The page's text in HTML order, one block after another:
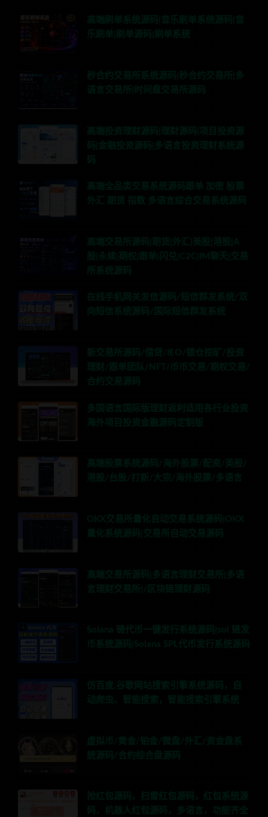
高端刷单系统源码|音乐刷单系统源码|音
乐刷单|刷单源码|刷单系统
秒合约交易所系统源码|秒合约交易所|多
语言交易所|时间盘交易所源码
高端投资理财源码|理财源码|项目投资源
码|金融投资源码|多语言投资理财系统源
码
高端全品类交易系统源码跟单 加密 股票
外汇 期货 指数 多语言综合交易系统源码
高端交易所源码|期货|外汇|美股|港股|A
股|永续|期权|跟单|闪兑|C2C|IM聊天|交易
所系统源码
在线手机网关发信源码/短信群发系统/双
向短信系统源码/国际短信群发系统
新交易所源码/借贷/IEO/锁仓挖矿/投资
理财/跟单团队/NFT/币币交易/期权交易/
合约交易源码
多国语言国际版理财返利适用各行业投资
海外项目投资金融源码定制版
高端股票系统源码/海外股票/配资/美股/
港股/台股/打新/大宗/海外股票/多语言
OKX交易所量化自动交易系统源码|OKX
量化系统源码|交易所自动交易源码
高端交易所源码|多语言理财交易所|多语
言理财交易所|/区块链理财源码
Solana 链代币一键发行系统源码|sol 链发
币系统源码|Solana SPL代币发行系统源码
仿百度,谷歌网站搜索引擎系统源码，自
动爬虫、智能搜索，智能搜索引擎系统
虚拟币/黄金/铂金/微盘/外汇/资金盘系
统源码/合约综合盘源码
抢红包源码，扫雷红包源码，红包系统源
码，机器人红包源码，多语言，功能齐全